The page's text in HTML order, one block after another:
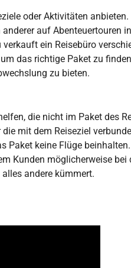
oder Aktivitäten
auf Abenteuertouren
ein Reisebüro
das richtige Paket zu
zu bieten.
die nicht im Paket des
mit dem Reiseziel
Paket keine Flüge
Kunden möglicherweise bei
andere kümmert.